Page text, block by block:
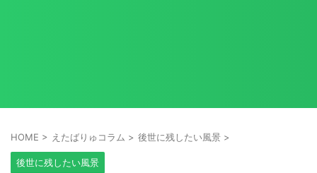
HOME > えたばりゅコラム > 後世に残したい風景 >
後世に残したい風景